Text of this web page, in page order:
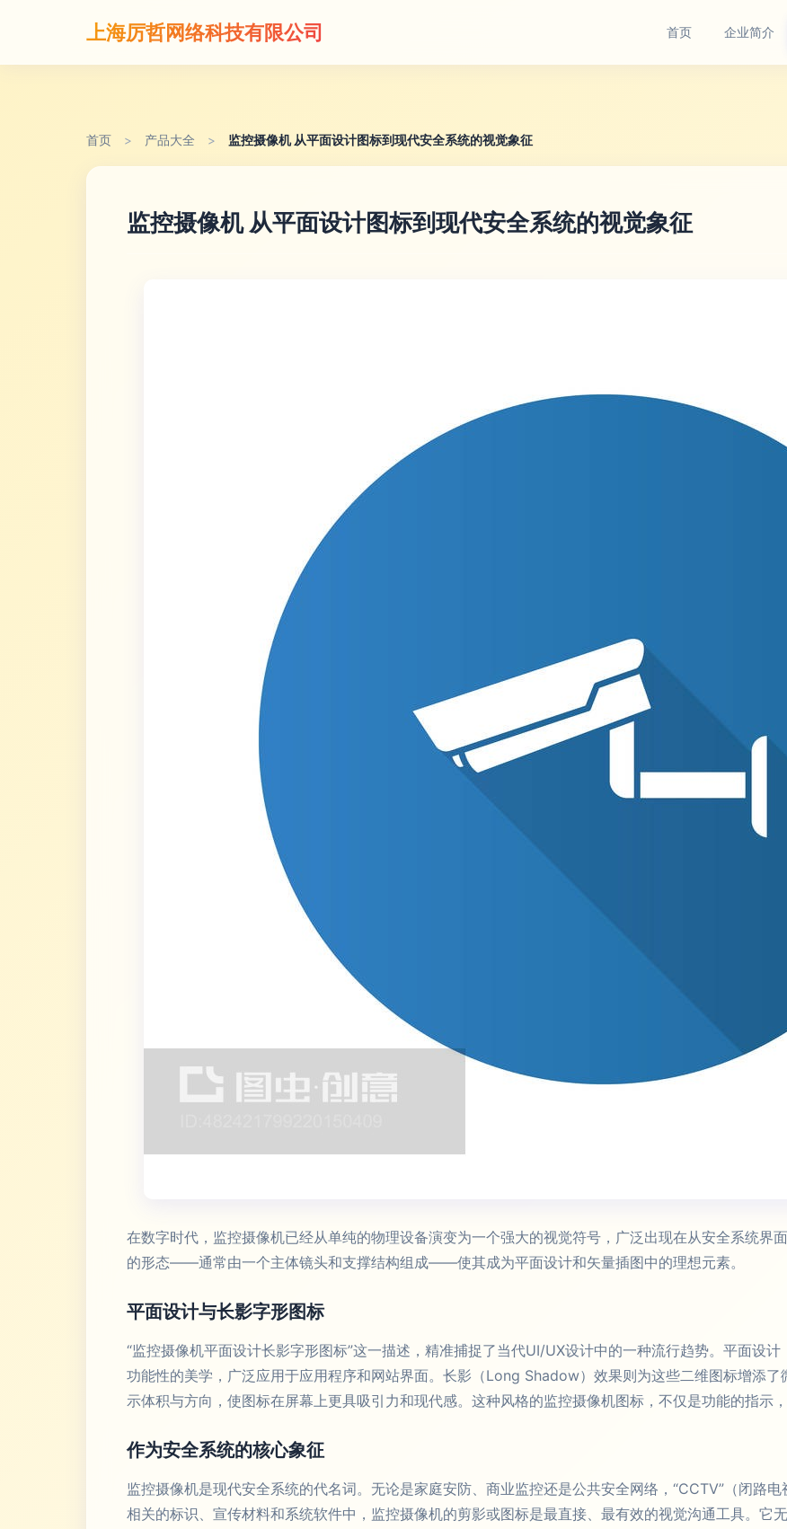
上海厉哲网络科技有限公司 首页 企业简介
首页 > 产品大全 > 监控摄像机 从平面设计图标到现代安全系统的视觉象征
监控摄像机 从平面设计图标到现代安全系统的视觉象征
在数字时代，监控摄像机已经从单纯的物理设备演变为一个强大的视觉符号，广泛出现在从安全系统界
的形态——通常由一个主体镜头和支撑结构组成——使其成为平面设计和矢量插图中的理想元素。
平面设计与长影字形图标
“监控摄像机平面设计长影字形图标”这一描述，精准捕捉了当代UI/UX设计中的一种流行趋势。平面设
功能性的美学，广泛应用于应用程序和网站界面。长影（Long Shadow）效果则为这些二维图标增添
示体积与方向，使图标在屏幕上更具吸引力和现代感。这种风格的监控摄像机图标，不仅是功能的指示
作为安全系统的核心象征
监控摄像机是现代安全系统的代名词。无论是家庭安防、商业监控还是公共安全网络，“CCTV”（闭路
相关的标识、宣传材料和系统软件中，监控摄像机的剪影或图标是最直接、最有效的视觉沟通工具。它无